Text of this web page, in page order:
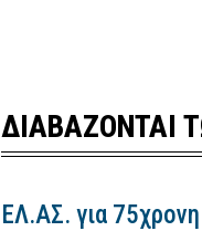
ΔΙΑΒΑΖΟΝΤΑΙ
ΕΛ.ΑΣ. για